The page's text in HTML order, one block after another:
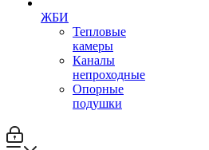
ЖБИ
Тепловые
камеры
Каналы
непроходные
Опорные
подушки